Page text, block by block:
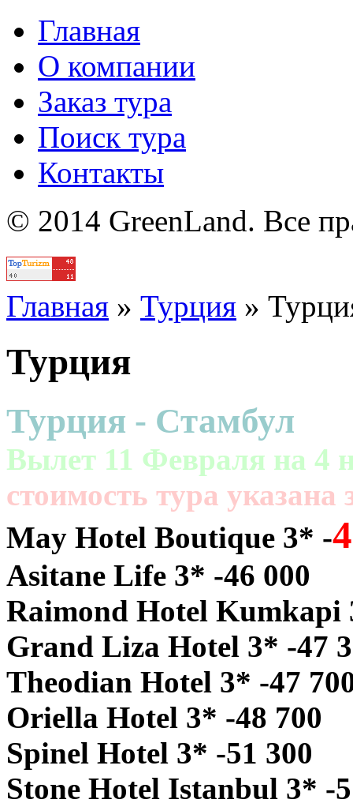
Главная
О компании
Заказ тура
Поиск тура
Контакты
© 2014 GreenLand. Все
Главная » Турция »
Турция
Турция - Стамбул
Вылет 11 Февраля на 4
cтоимость тура указана
May Hotel Boutique 3* -
Asitane Life 3* -46 000
Raimond Hotel Kumkapi
Grand Liza Hotel 3* -47
Theodian Hotel 3* -47
Oriella Hotel 3* -48 700
Spinel Hotel 3* -51 300
Stone Hotel Istanbul 3* -